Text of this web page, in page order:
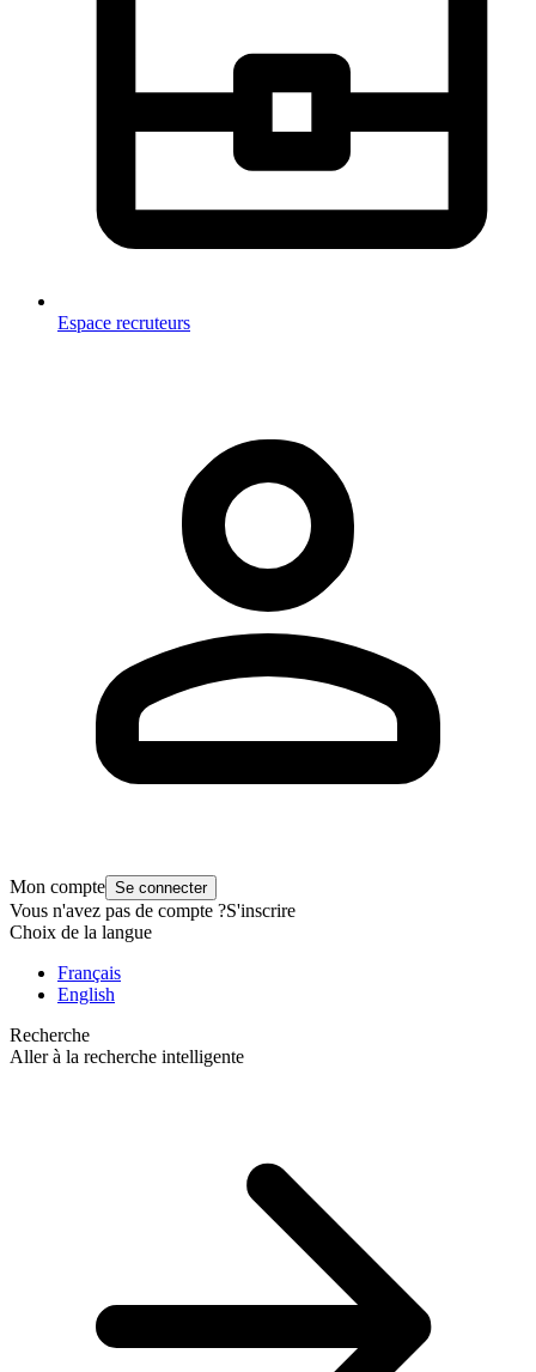
Espace recruteurs
Mon compte Se connecter
Vous n'avez pas de compte ?S'inscrire
Choix de la langue
Français
English
Recherche
Aller à la recherche intelligente